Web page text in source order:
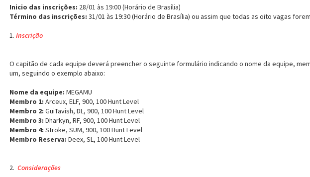
Inicio das inscrições: 28/01 às 19:00 (Horário de Brasília)
Término das inscrições: 31/01 às 19:30 (Horário de Brasília) ou assim que todas as oito vagas
1. Inscrição
O capitão de cada equipe deverá preencher o seguinte formulário indicando o nome da equipe,
um, seguindo o exemplo abaixo:
Nome da equipe: MEGAMU
Membro 1: Arceux, ELF, 900, 100 Hunt Level
Membro 2: GuiTavish, DL, 900, 100 Hunt Level
Membro 3: Dharkyn, RF, 900, 100 Hunt Level
Membro 4: Stroke, SUM, 900, 100 Hunt Level
Membro Reserva: Deex, SL, 100 Hunt Level
2. Considerações